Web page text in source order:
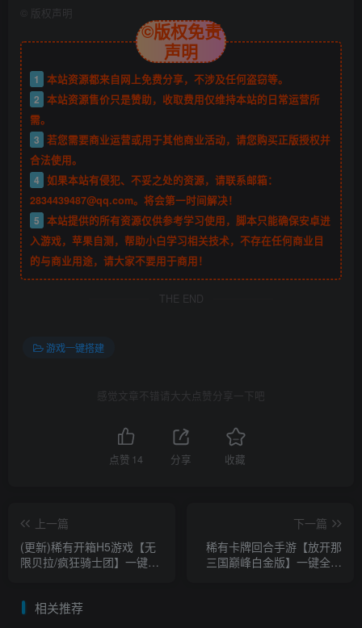
版权声明
©版权免责
声明
1
本站资源都来自网上免费分享，不涉及任何盗窃等。
2 本站资源售价只是赞助，收取费用仅维持本站的日常运营所
需。
3 若您需要商业运营或用于其他商业活动，请您购买正版授权并
合法使用。
4 如果本站有侵犯、不妥之处的资源，请联系邮箱：
2834439487@qq.com。将会第一时间解决！
5 本站提供的所有资源仅供参考学习使用，脚本只能确保安卓进
入游戏，苹果自测，帮助小白学习相关技术，不存在任何商业目
的与商业用途，请大家不要用于商用！
THE END
游戏一键搭建
感觉文章不错请大大点赞分享一下吧
点赞 14 分享 收藏
上一篇
(更新)稀有开箱H5游戏【无
限贝拉/疯狂骑士团】一键全
下一篇
稀有卡牌回合手游【放开那
三国巅峰白金版】一键全自
相关推荐